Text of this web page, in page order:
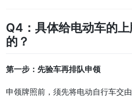
Q4：具体给电动车的
的？
第一步：先验车再排队申领
申领牌照前，须先将电动自行车交